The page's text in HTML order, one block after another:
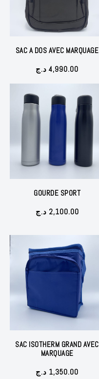
SAC A DOS AVEC MARQUAGE
4,990.00 د.ج
GOURDE SPORT
2,100.00 د.ج
SAC ISOTHERM GRAND AVEC
MARQUAGE
1,350.00 د.ج